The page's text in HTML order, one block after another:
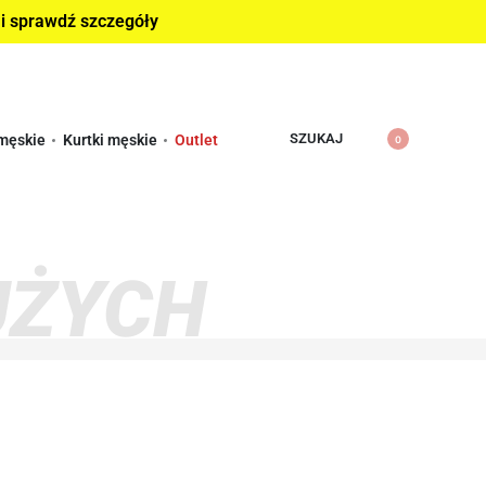
szczegóły
Kurtki męskie Outlet SZUKAJ 0